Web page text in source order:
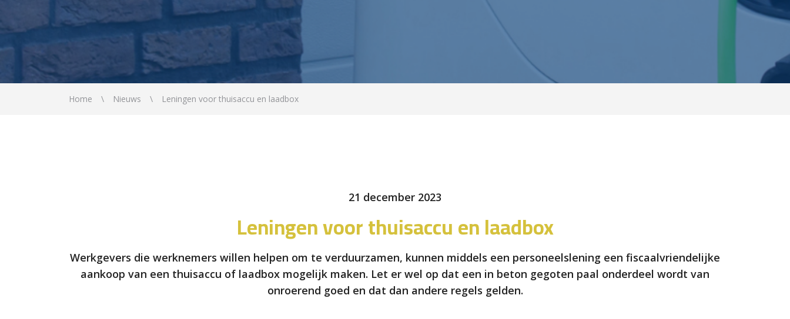
Home Nieuws Leningen voor thuisaccu en laadbox
21 december 2023
Leningen voor thuisaccu en laadbox
Werkgevers die werknemers willen helpen om te verduurzamen, kunnen middels een personeelslening een fiscaalvriendelijke
aankoop van een thuisaccu of laadbox mogelijk maken. Let er wel op dat een in beton gegoten paal onderdeel wordt van
onroerend goed en dat dan andere regels gelden.